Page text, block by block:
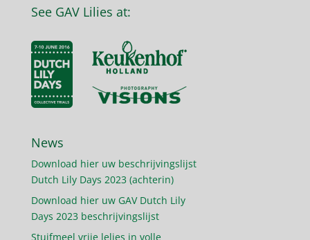
See GAV Lilies at:
News
Download hier uw beschrijvingslijst
Dutch Lily Days 2023 (achterin)
Download hier uw GAV Dutch Lily
Days 2023 beschrijvingslijst
Stuifmeel vrije lelies in volle